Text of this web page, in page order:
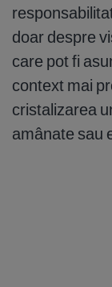
doar despre
care pot fi
context mai
cristalizarea
amânate sau